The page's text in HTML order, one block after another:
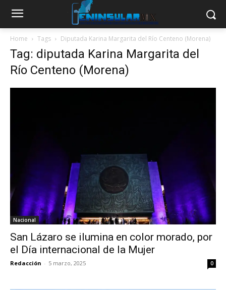
Home Tags Diputada Karina Margarita del Río Centeno (Morena)
Tag: diputada Karina Margarita del
Río Centeno (Morena)
Nacional
San Lázaro se ilumina en color morado, por
el Día internacional de la Mujer
Redacción - 5 marzo, 2025 0